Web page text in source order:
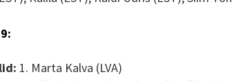
: 1. Marta Kalva (LVA)